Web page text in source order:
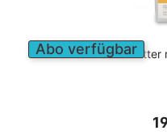
Abo verfügbar
Softes Trockenfutter